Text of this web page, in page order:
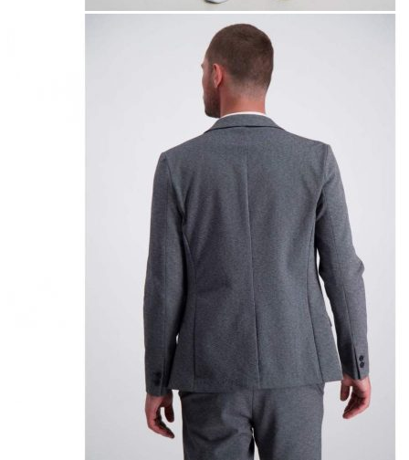
Lasten paidat
Lasten kauluspaidat
Lasten trikoopaidat
Lasten colleget ja hupparit
Lasten neuleet
Lasten mekot ja hameet
Mekot ja hameet
Lasten puvut,bleiserit,liivit
Lasten housut
Lasten housut
Lasten trikoo-ja collegehousut
Lasten farkut
Lasten shortsit
Lasten juhlahousut
Yöasut ja kylpytakit
Lasten yöpaidat
Lasten pyjamat
Kylpytakit
Lasten asusteet
Vyöt, käsineet,pipot, ym
Sukat, sukkahousut, ym